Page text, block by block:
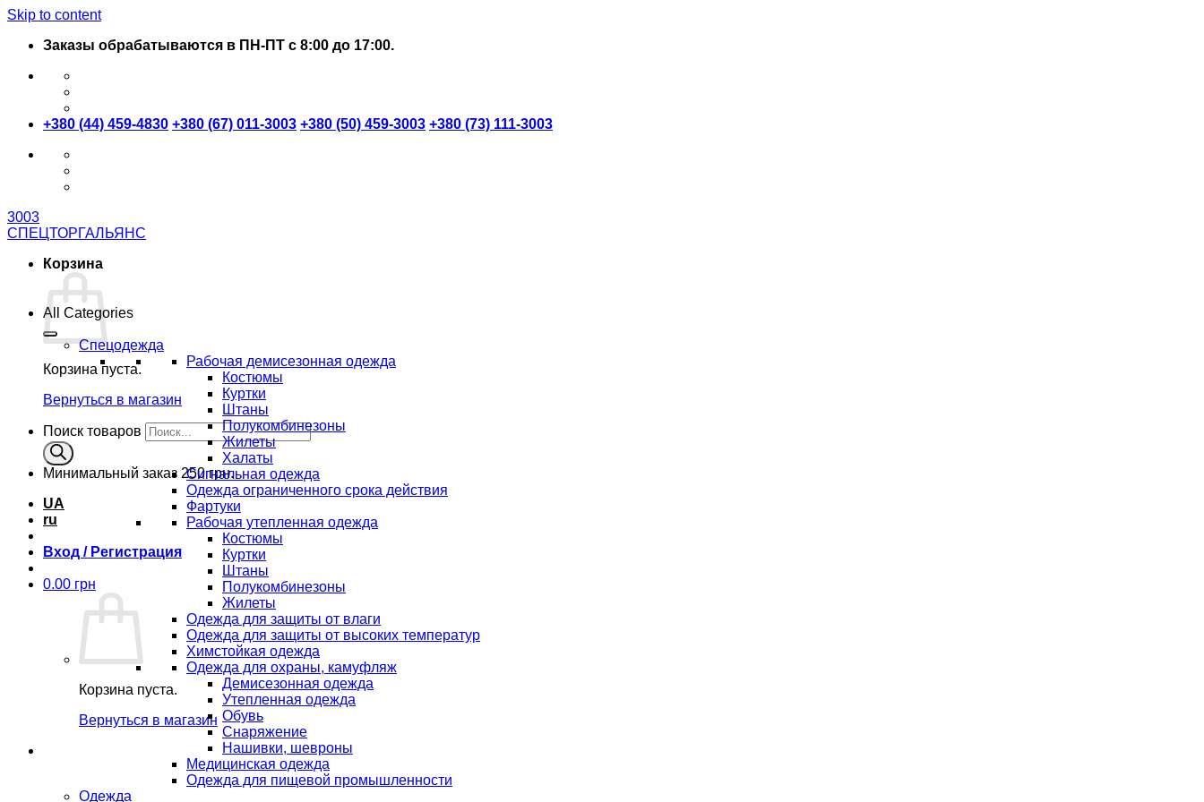
Skip to content
Заказы обрабатываются в ПН-ПТ с 8:00 до 17:00.
+380 (44) 459-4830 +380 (67) 011-3003 +380 (50) 459-3003 +380 (73) 111-3003
3003
СПЕЦТОРГАЛЬЯНС
Корзина
Корзина пуста.
Вернуться в магазин
Поиск товаров
Минимальный заказ 250 грн.
UA
ru
Вход / Регистрация
0.00 грн
Корзина пуста.
Вернуться в магазин
All Categories
Спецодежда
Рабочая демисезонная одежда
Костюмы
Куртки
Штаны
Полукомбинезоны
Жилеты
Халаты
Сигнальная одежда
Одежда ограниченного срока действия
Фартуки
Рабочая утепленная одежда
Костюмы
Куртки
Штаны
Полукомбинезоны
Жилеты
Одежда для защиты от влаги
Одежда для защиты от высоких температур
Химстойкая одежда
Одежда для охраны, камуфляж
Демисезонная одежда
Утепленная одежда
Обувь
Снаряжение
Нашивки, шевроны
Медицинская одежда
Одежда для пищевой промышленности
Одежда